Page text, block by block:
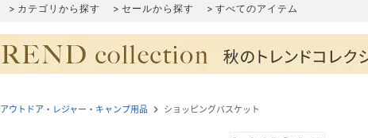
カテゴリから探す セールから探す すべてのアイテム
アウトドア・レジャー・キャンプ用品 navigate_next ショッピングバスケット